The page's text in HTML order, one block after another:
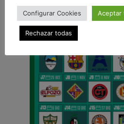
Configurar Cookies Aceptar
Rechazar todas